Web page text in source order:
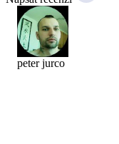
peter jurco